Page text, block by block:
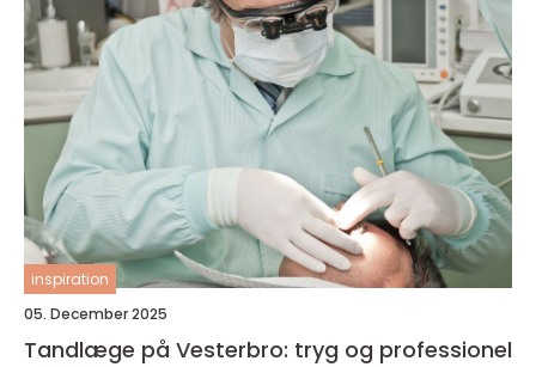
inspiration
05. December 2025
Tandlæge på Vesterbro: tryg og professionel